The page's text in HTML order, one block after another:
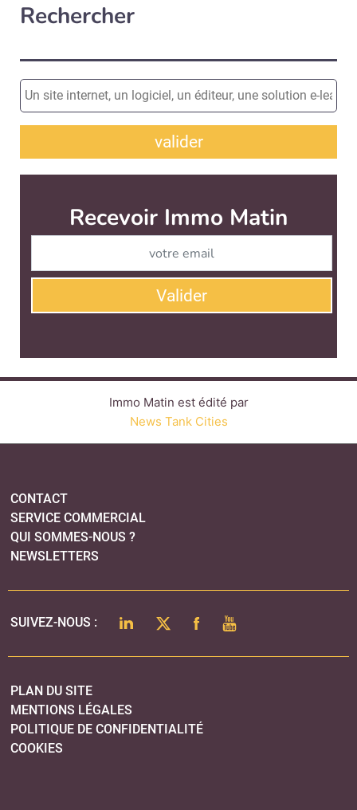
Rechercher
valider
Recevoir Immo Matin
Valider
Immo Matin est édité par
News Tank Cities
CONTACT
SERVICE COMMERCIAL
QUI SOMMES-NOUS ?
NEWSLETTERS
SUIVEZ-NOUS : LINKEDINTWITTERFACEBOOK
YOUTUBE
PLAN DU SITE
MENTIONS LÉGALES
POLITIQUE DE CONFIDENTIALITÉ
COOKIES